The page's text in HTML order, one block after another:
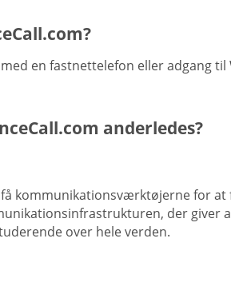
med en fastnettelefon eller
anderledes?
kommunikationsværktøjerne for
der giver
over hele verden.